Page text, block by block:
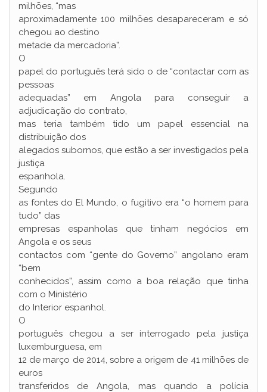
milhões, “mas
aproximadamente 100 milhões desapareceram e só
chegou ao destino
metade da mercadoria”.
O
papel do português terá sido o de “contactar com as
pessoas
adequadas” em Angola para conseguir a
adjudicação do contrato,
mas teria também tido um papel essencial na
distribuição dos
alegados subornos, que estão a ser investigados pela
justiça
espanhola.
Segundo
as fontes do El Mundo, o fugitivo era “o homem para
tudo” das
empresas espanholas que tinham negócios em
Angola e os seus
contactos com “gente do Governo” angolano eram
“bem
conhecidos”, assim como a boa relação que tinha
com o Ministério
do Interior espanhol.
O
português chegou a ser interrogado pela justiça
luxemburguesa, em
12 de março de 2014, sobre a origem de 41 milhões de
euros
transferidos de Angola, mas quando a polícia